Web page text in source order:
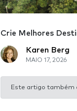
Crie Melhores
Karen Berg
MAIO 17, 2026
Este artigo também